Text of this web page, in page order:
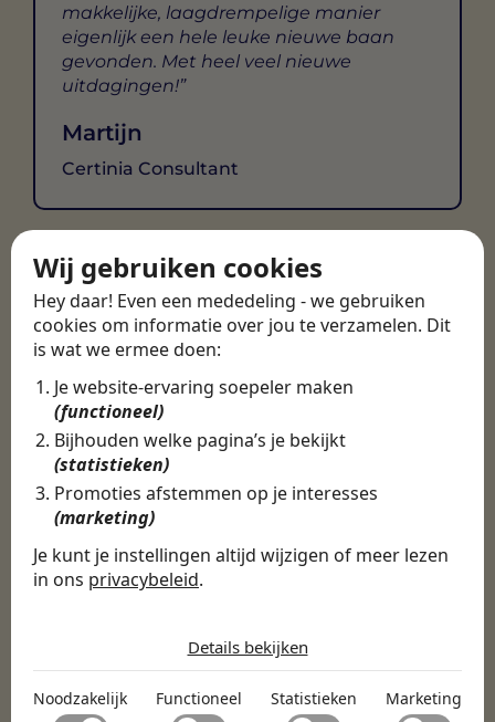
Wij gebruiken cookies
Hey daar! Even een mededeling - we gebruiken
cookies om informatie over jou te verzamelen. Dit
is wat we ermee doen:
Je website-ervaring soepeler maken
(functioneel)
Bijhouden welke pagina’s je bekijkt
(statistieken)
Promoties afstemmen op je interesses
(marketing)
Je kunt je instellingen altijd wijzigen of meer lezen
in ons privacybeleid.
Noodzakelijk
Noodzakelijke cookies helpen een website bruikbaar te
Details bekijken
Noodzakelijk Functioneel Statistieken Marketing
makkelijke, laagdrempelige manier
eigenlijk een hele leuke nieuwe baan
gevonden. Met heel veel nieuwe
uitdagingen!
Martijn
Certinia Consultant